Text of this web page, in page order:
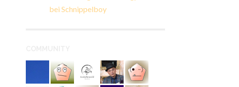
bei Schnippelboy